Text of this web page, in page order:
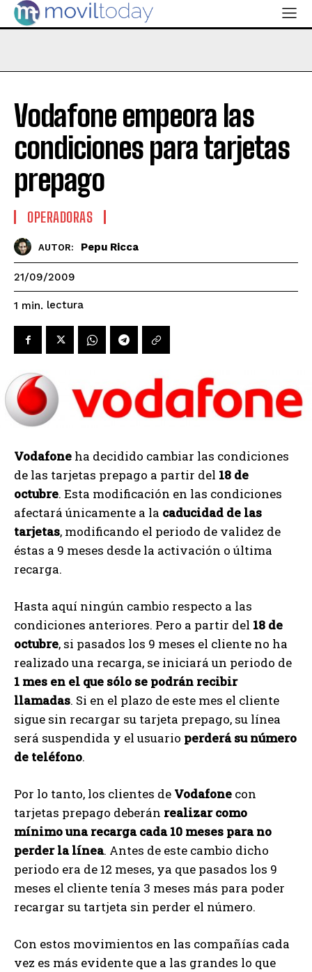
Vodafone empeora las
condiciones para tarjetas
prepago
OPERADORAS
AUTOR: Pepu Ricca
21/09/2009
1 min. lectura
Vodafone ha decidido cambiar las condiciones
de las tarjetas prepago a partir del 18 de
octubre. Esta modificación en las condiciones
afectará únicamente a la caducidad de las
tarjetas, modificando el periodo de validez de
éstas a 9 meses desde la activación o última
recarga.
Hasta aquí ningún cambio respecto a las
condiciones anteriores. Pero a partir del 18 de
octubre, si pasados los 9 meses el cliente no ha
realizado una recarga, se iniciará un periodo de
1 mes en el que sólo se podrán recibir
llamadas. Si en el plazo de este mes el cliente
sigue sin recargar su tarjeta prepago, su línea
será suspendida y el usuario perderá su número
de teléfono.
Por lo tanto, los clientes de Vodafone con
tarjetas prepago deberán realizar como
mínimo una recarga cada 10 meses para no
perder la línea. Antes de este cambio dicho
periodo era de 12 meses, ya que pasados los 9
meses el cliente tenía 3 meses más para poder
recargar su tartjeta sin perder el número.
Con estos movimientos en las compañías cada
vez es más evidente que a las grandes lo que